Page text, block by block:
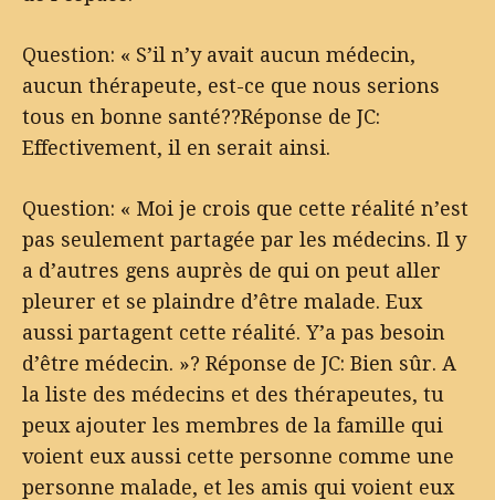
Question: « S’il n’y avait aucun médecin,
aucun thérapeute, est-ce que nous serions
tous en bonne santé??Réponse de JC:
Effectivement, il en serait ainsi.
Question: « Moi je crois que cette réalité n’est
pas seulement partagée par les médecins. Il y
a d’autres gens auprès de qui on peut aller
pleurer et se plaindre d’être malade. Eux
aussi partagent cette réalité. Y’a pas besoin
d’être médecin. »? Réponse de JC: Bien sûr. A
la liste des médecins et des thérapeutes, tu
peux ajouter les membres de la famille qui
voient eux aussi cette personne comme une
personne malade, et les amis qui voient eux